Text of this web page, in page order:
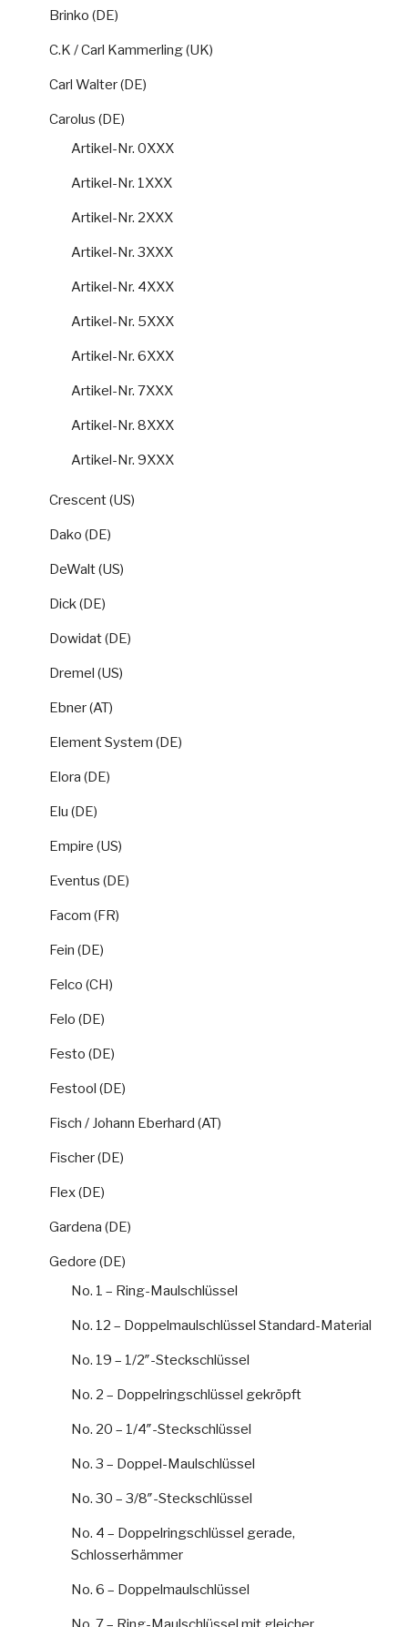
Brinko (DE)
C.K / Carl Kammerling (UK)
Carl Walter (DE)
Carolus (DE)
Artikel-Nr. 0XXX
Artikel-Nr. 1XXX
Artikel-Nr. 2XXX
Artikel-Nr. 3XXX
Artikel-Nr. 4XXX
Artikel-Nr. 5XXX
Artikel-Nr. 6XXX
Artikel-Nr. 7XXX
Artikel-Nr. 8XXX
Artikel-Nr. 9XXX
Crescent (US)
Dako (DE)
DeWalt (US)
Dick (DE)
Dowidat (DE)
Dremel (US)
Ebner (AT)
Element System (DE)
Elora (DE)
Elu (DE)
Empire (US)
Eventus (DE)
Facom (FR)
Fein (DE)
Felco (CH)
Felo (DE)
Festo (DE)
Festool (DE)
Fisch / Johann Eberhard (AT)
Fischer (DE)
Flex (DE)
Gardena (DE)
Gedore (DE)
No. 1 – Ring-Maulschlüssel
No. 12 – Doppelmaulschlüssel Standard-Material
No. 19 – 1/2″-Steckschlüssel
No. 2 – Doppelringschlüssel gekröpft
No. 20 – 1/4″-Steckschlüssel
No. 3 – Doppel-Maulschlüssel
No. 30 – 3/8″-Steckschlüssel
No. 4 – Doppelringschlüssel gerade,
Schlosserhämmer
No. 6 – Doppelmaulschlüssel